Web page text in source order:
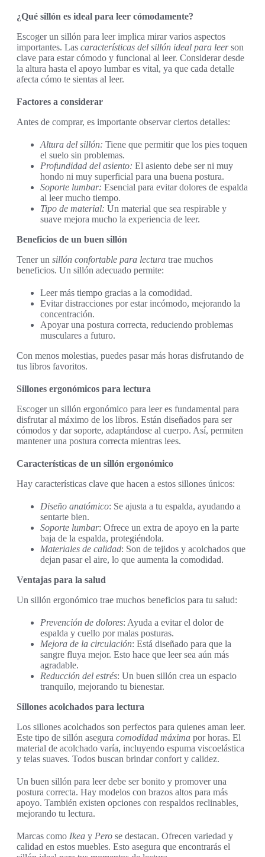
¿Qué sillón es ideal para leer cómodamente?
Escoger un sillón para leer implica mirar varios aspectos
importantes. Las características del sillón ideal para leerson
clave para estar cómodo y funcional al leer. Considerar desde
la altura hasta el apoyo lumbar es vital, ya que cada detalle
afecta cómo te sientas al leer.
Factores a considerar
Antes de comprar, es importante observar ciertos detalles:
Altura del sillón: Tiene que permitir que los pies toquen
el suelo sin problemas.
Profundidad del asiento: El asiento debe ser ni muy
hondo ni muy superficial para una buena postura.
Soporte lumbar: Esencial para evitar dolores de espalda
al leer mucho tiempo.
Tipo de material: Un material que sea respirable y
suave mejora mucho la experiencia de leer.
Beneficios de un buen sillón
Tener un sillón confortable para lectura trae muchos
beneficios. Un sillón adecuado permite:
Leer más tiempo gracias a la comodidad.
Evitar distracciones por estar incómodo, mejorando la
concentración.
Apoyar una postura correcta, reduciendo problemas
musculares a futuro.
Con menos molestias, puedes pasar más horas disfrutando de
tus libros favoritos.
Sillones ergonómicos para lectura
Escoger un sillón ergonómico para leer es fundamental para
disfrutar al máximo de los libros. Están diseñados para ser
cómodos y dar soporte, adaptándose al cuerpo. Así, permiten
mantener una postura correcta mientras lees.
Características de un sillón ergonómico
Hay características clave que hacen a estos sillones únicos:
Diseño anatómico: Se ajusta a tu espalda, ayudando a
sentarte bien.
Soporte lumbar: Ofrece un extra de apoyo en la parte
baja de la espalda, protegiéndola.
Materiales de calidad: Son de tejidos y acolchados que
dejan pasar el aire, lo que aumenta la comodidad.
Ventajas para la salud
Un sillón ergonómico trae muchos beneficios para tu salud:
Prevención de dolores: Ayuda a evitar el dolor de
espalda y cuello por malas posturas.
Mejora de la circulación: Está diseñado para que la
sangre fluya mejor. Esto hace que leer sea aún más
agradable.
Reducción del estrés: Un buen sillón crea un espacio
tranquilo, mejorando tu bienestar.
Sillones acolchados para lectura
Los sillones acolchados son perfectos para quienes aman leer.
Este tipo de sillón asegura comodidad máxima por horas. El
material de acolchado varía, incluyendo espuma viscoelástica
y telas suaves. Todos buscan brindar confort y calidez.
Un buen sillón para leer debe ser bonito y promover una
postura correcta. Hay modelos con brazos altos para más
apoyo. También existen opciones con respaldos reclinables,
mejorando tu lectura.
Marcas como Ikea y Pero se destacan. Ofrecen variedad y
calidad en estos muebles. Esto asegura que encontrarás el